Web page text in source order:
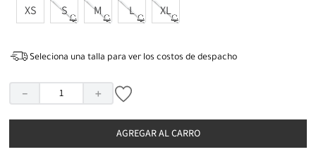
XS S M L XL
Seleciona una talla para ver los costos de despacho
＋
－
AGREGAR AL CARRO